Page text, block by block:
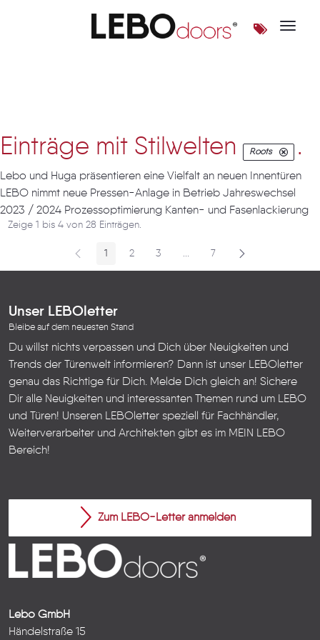
Toggle
Einträge mit Stilwelten Roots .
Lebo und Huga präsentieren eine Vielfalt an neuen Innentüren
LEBO nimmt neue Pressen-Anlage in Betrieb Jahreswechsel
2023 / 2024 Prozessoptimierung Kanten- und Fasenlackierung
Zeige 1 bis 4 von 28 Einträgen.
Seite
1 Seite
2 Seite
3 ...Zwischenseiten
Seite
7
Unser LEBOletter
Bleibe auf dem neuesten Stand
Du willst nichts verpassen und Dich über Neuigkeiten und
Trends der Türenwelt informieren? Dann ist unser LEBOletter
genau das Richtige für Dich. Melde Dich gleich an! Sichere
Dir alle Neuigkeiten und interessanten Themen rund um LEBO
und Türen! Unseren LEBOletter speziell für Fachhändler,
Weiterverarbeiter und Architekten gibt es im MEIN LEBO
Bereich!
Zum LEBO-Letter anmelden
Lebo GmbH
Händelstraße 15